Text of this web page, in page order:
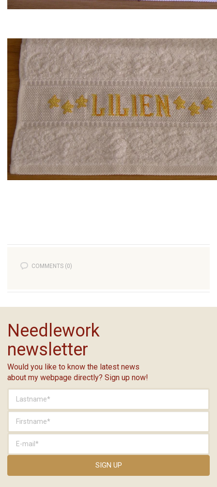
COMMENTS (0)
Needlework
newsletter
Would you like to know the latest news
about my webpage directly? Sign up now!